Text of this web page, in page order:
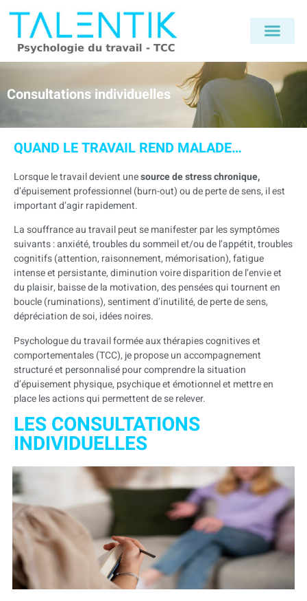
Consultations individuelles
QUAND LE TRAVAIL REND MALADE…
Lorsque le travail devient unesource de stress chronique,
d’épuisement professionnel (burn-out) ou de perte de sens, il est
important d’agir rapidement.
La souffrance au travail peut se manifester par les symptômes
suivants : anxiété, troubles du sommeil et/ou de l’appétit, troubles
cognitifs (attention, raisonnement, mémorisation), fatigue
intense et persistante, diminution voire disparition de l’envie et
du plaisir, baisse de la motivation, des pensées qui tournent en
boucle (ruminations), sentiment d’inutilité, de perte de sens,
dépréciation de soi, idées noires.
Psychologue du travail formée aux thérapies cognitives et
comportementales (TCC), je propose un accompagnement
structuré et personnalisé pour comprendre la situation
d’épuisement physique, psychique et émotionnel et mettre en
place les actions qui permettent de se relever.
LES CONSULTATIONS
INDIVIDUELLES